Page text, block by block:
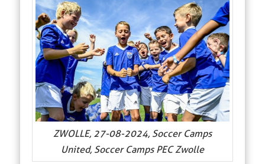
ZWOLLE, 27-08-2024, Soccer Camps
United, Soccer Camps PEC Zwolle